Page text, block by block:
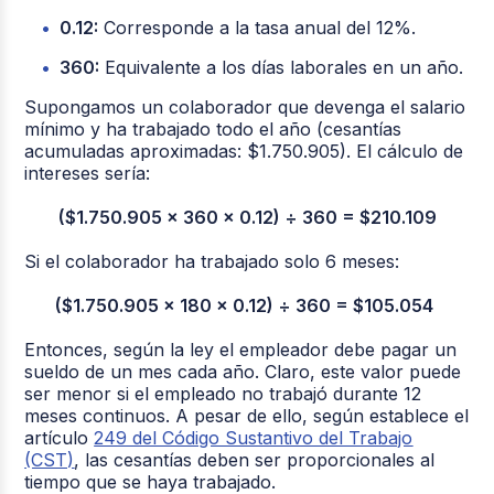
0.12: Corresponde a la tasa anual del 12%.
360: Equivalente a los días laborales en un año.
Supongamos un colaborador que devenga el salario
mínimo y ha trabajado todo el año (cesantías
acumuladas aproximadas: $1.750.905). El cálculo de
intereses sería:
($1.750.905 x 360 x 0.12) ÷ 360 = $210.109
Si el colaborador ha trabajado solo 6 meses:
($1.750.905 x 180 x 0.12) ÷ 360 = $105.054
Entonces, según la ley el empleador debe pagar un
sueldo de un mes cada año. Claro, este valor puede
ser menor si el empleado no trabajó durante 12
meses continuos. A pesar de ello, según establece el
artículo249 del Código Sustantivo del Trabajo
(CST), las cesantías deben ser proporcionales al
tiempo que se haya trabajado.